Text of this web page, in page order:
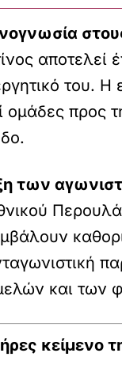
αποτελεί
του.
ομάδες προς
των
και των
κείμενο